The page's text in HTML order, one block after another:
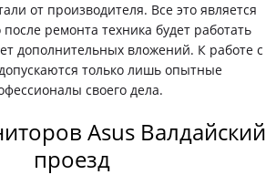
от производителя. Все это является
после ремонта техника будет работать
дополнительных вложений. К работе с
только лишь опытные
своего дела.
Asus Валдайский
проезд